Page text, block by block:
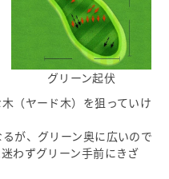
グリーン起伏
（ヤード木）を狙っていけ
が、グリーン奥に広いので
わずグリーン手前にきざ